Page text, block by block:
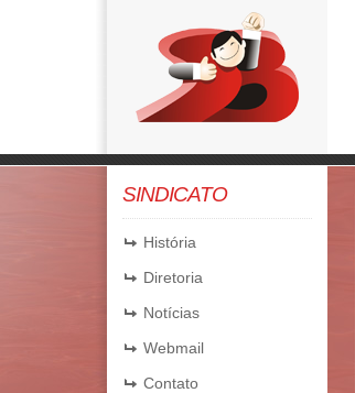
SINDICATO
História
Diretoria
Notícias
Webmail
Contato
| HORÁRIO DE